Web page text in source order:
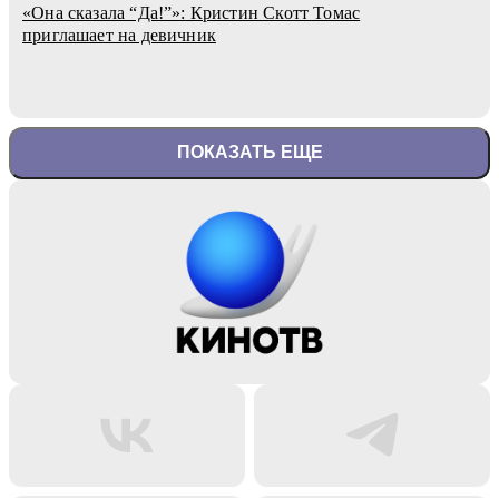
«Она сказала “Да!”»: Кристин Скотт Томас
приглашает на девичник
ПОКАЗАТЬ ЕЩЕ